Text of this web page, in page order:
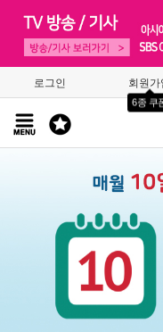
로그인 회원가
6종 쿠